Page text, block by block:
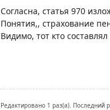
Согласна, статья 970
Понятия,, страхование
Видимо, тот кто
Редактировано 1 раз(а). Последний